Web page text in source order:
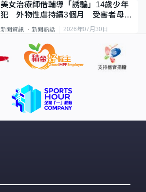
美女治療師借輔導「誘騙」14歲少年
犯 外物性虐持續3個月 受害者母：
要保護其他人
新聞資訊 新聞熱話 2026年07月30日